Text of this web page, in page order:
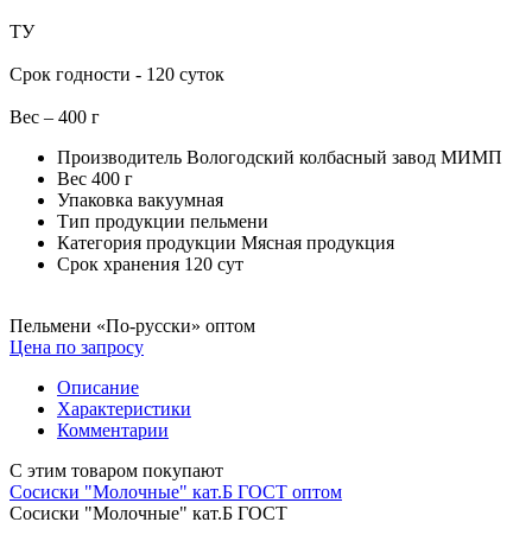
ТУ
Срок годности - 120 суток
Вес – 400 г
Производитель Вологодский колбасный завод МИМП
Вес 400 г
Упаковка вакуумная
Тип продукции пельмени
Категория продукции Мясная продукция
Cрок хранения 120 сут
Пельмени «По-русски» оптом
Цена по запросу
Описание
Характеристики
Комментарии
С этим товаром покупают
Сосиски "Молочные" кат.Б ГОСТ оптом
Сосиски "Молочные" кат.Б ГОСТ